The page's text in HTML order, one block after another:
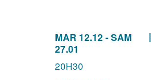
MAR 12.12 -SAM
27.01
20H30